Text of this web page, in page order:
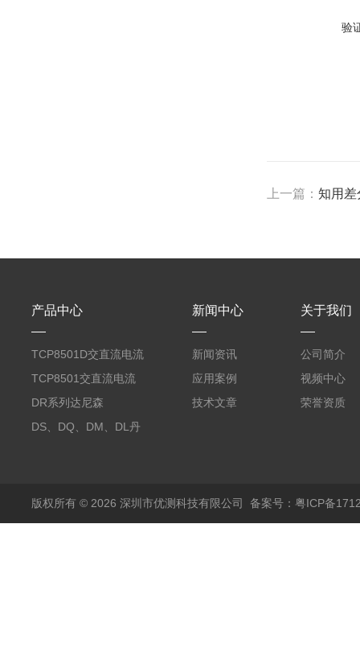
验
上一篇：知用
产品中心
TCP8501D交直流电流
探头500A
TCP8501交直流电流
探头500A
DR系列达尼森
Danisense高精度电流
DS、DQ、DM、DL丹
新闻中心
新闻资讯
应用案例
技术文章
关于我们
公司简介
视频中心
荣誉资质
版权所有 © 2026 深圳市优测科技有限公司 备案号：粤ICP备